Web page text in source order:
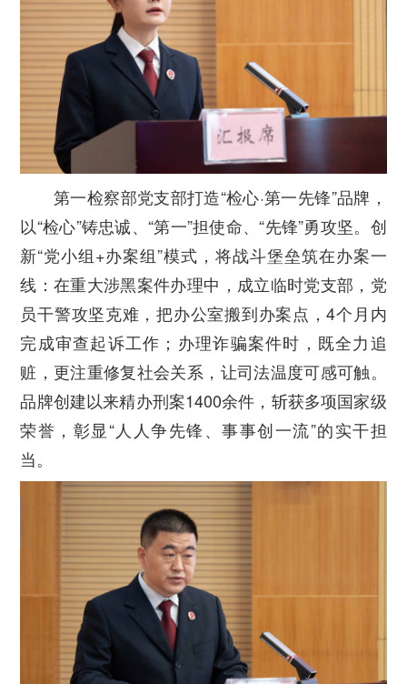
第一检察部党支部打造“检心·第一先锋”品牌，
以“检心”铸忠诚、“第一”担使命、“先锋”勇攻坚。创
新“党小组+办案组”模式，将战斗堡垒筑在办案一
线：在重大涉黑案件办理中，成立临时党支部，党
员干警攻坚克难，把办公室搬到办案点，4个月内
完成审查起诉工作；办理诈骗案件时，既全力追
赃，更注重修复社会关系，让司法温度可感可触。
品牌创建以来精办刑案1400余件，斩获多项国家级
荣誉，彰显“人人争先锋、事事创一流”的实干担
当。